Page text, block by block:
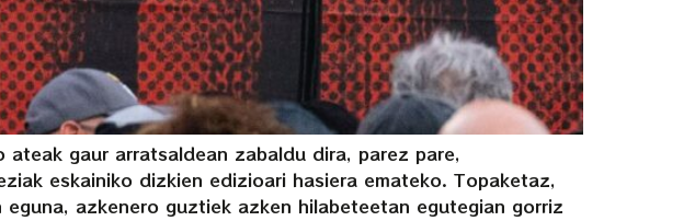
gaur arratsaldean zabaldu dira, parez pare,
eskainiko dizkien edizioari hasiera emateko. Topaketaz,
azkenero guztiek azken hilabeteetan egutegian gorriz